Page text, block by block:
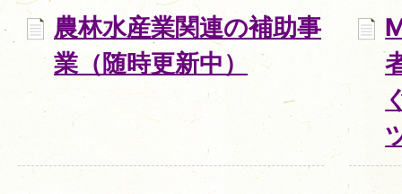
農林水産業関連の補助事
業（随時更新中）